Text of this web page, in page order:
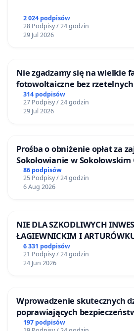
2 024 podpisów
28 Podpisy / 24 godzin
29 Jul 2026
Nie zgadzamy się na wielkie
fotowoltaiczne bez
mieszkańców
314 podpisów
27 Podpisy / 24 godzin
29 Jul 2026
Prośba o obniżenie opłat za
Sokołowianie w
86 podpisów
25 Podpisy / 24 godzin
6 Aug 2026
NIE DLA SZKODLIWYCH
ŁAGIEWNICKIM I
6 331 podpisów
21 Podpisy / 24 godzin
24 Jun 2026
Wprowadzenie skutecznych
poprawiających
Żeromskiego w Otwocku
197 podpisów